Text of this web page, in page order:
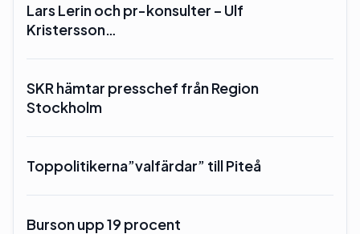
Lars Lerin och pr-konsulter – Ulf
Kristersson…
SKR hämtar presschef från Region
Stockholm
Toppolitikerna”valfärdar” till Piteå
Burson upp 19 procent